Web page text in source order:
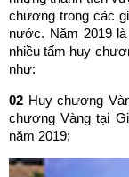
chương trong các
nước. Năm 2019
nhiều tấm huy
như:
02 Huy chương
chương Vàng tại
năm 2019;